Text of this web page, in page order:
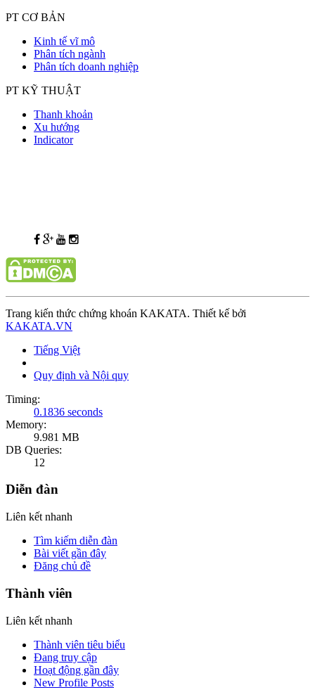
PT CƠ BẢN
Kinh tế vĩ mô
Phân tích ngành
Phân tích doanh nghiệp
PT KỸ THUẬT
Thanh khoản
Xu hướng
Indicator
Trang kiến thức chứng khoán KAKATA. Thiết kế bởi
KAKATA.VN
Tiếng Việt
Quy định và Nội quy
Timing:
0.1836 seconds
Memory:
9.981 MB
DB Queries:
12
Diễn đàn
Liên kết nhanh
Tìm kiếm diễn đàn
Bài viết gần đây
Đăng chủ đề
Thành viên
Liên kết nhanh
Thành viên tiêu biểu
Đang truy cập
Hoạt động gần đây
New Profile Posts